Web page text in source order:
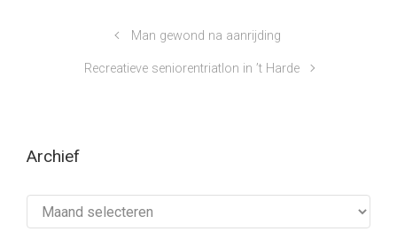
Man gewond na aanrijding
Recreatieve seniorentriatlon in ’t Harde
Archief